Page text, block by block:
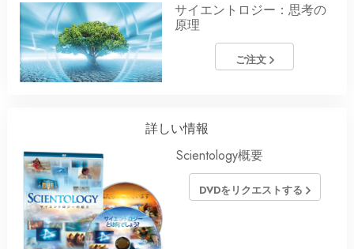
サイエントロジー：思考の
原理
ご注文
詳しい情報
Scientology概要
DVDをリクエストする